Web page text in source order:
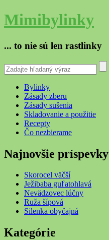
Mimibylinky
... to nie sú len rastlinky
Bylinky
Zásady zberu
Zásady sušenia
Skladovanie a použitie
Recepty
Čo nezbierame
Najnovšie príspevky
Skorocel väčší
Ježibaba guľatohlavá
Nevädzovec lúčny
Ruža šípová
Silenka obyčajná
Kategórie